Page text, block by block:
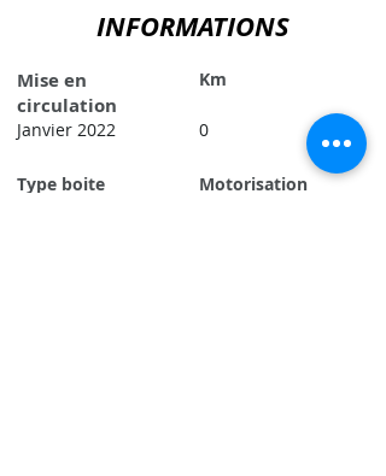
INFORMATIONS
Mise en
circulation
Janvier 2022
Type boite
Km
0
Motorisation